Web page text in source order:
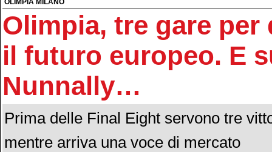
OLIMPIA MILANO
Olimpia, tre gare per
il futuro europeo. E
Nunnally…
Prima delle Final Eight servono tre
mentre arriva una voce di mercato